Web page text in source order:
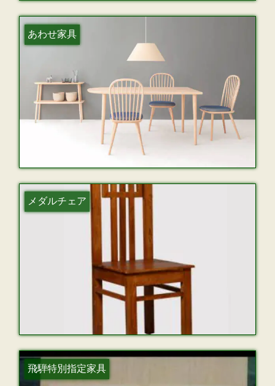
あわせ家具
メダルチェア
飛騨特別指定家具